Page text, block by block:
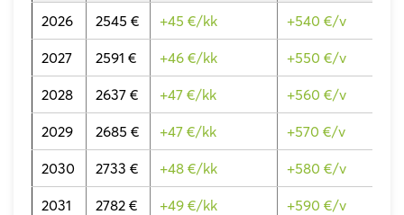
2026 2545 € +45 €/kk +540 €/v
2027 2591 € +46 €/kk +550 €/v
2028 2637 € +47 €/kk +560 €/v
2029 2685 € +47 €/kk +570 €/v
2030 2733 € +48 €/kk +580 €/v
2031 2782 € +49 €/kk +590 €/v